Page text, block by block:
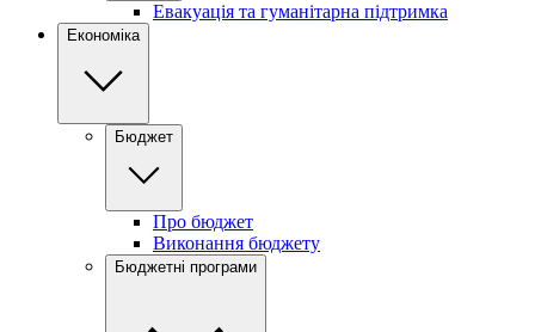
Евакуація та гуманітарна підтримка
Економіка
Бюджет
Про бюджет
Виконання бюджету
Бюджетні програми